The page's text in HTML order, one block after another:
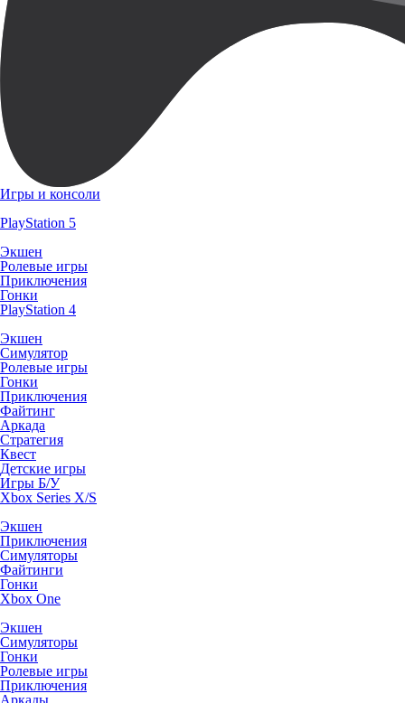
Игры и консоли
PlayStation 5
Экшен
Ролевые игры
Приключения
Гонки
PlayStation 4
Экшен
Симулятор
Ролевые игры
Гонки
Приключения
Файтинг
Аркада
Стратегия
Квест
Детские игры
Игры Б/У
Xbox Series X/S
Экшен
Приключения
Симуляторы
Файтинги
Гонки
Xbox One
Экшен
Симуляторы
Гонки
Ролевые игры
Приключения
Аркады